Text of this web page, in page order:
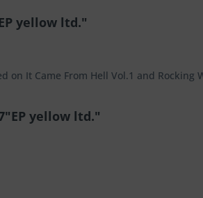
yellow ltd."
It Came From Hell Vol.1 and Rocking
yellow ltd."